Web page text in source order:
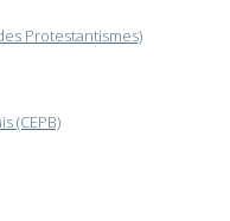
Protestantismes)
(CEPB)